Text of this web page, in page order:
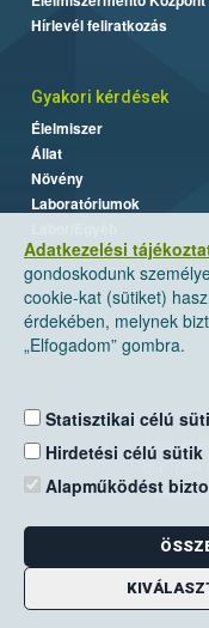
Adatkezelési
gondoskodunk
cookie-kat (sütiket)
érdekében, melynek
„Elfogadom” gombra.
Statisztikai célú
Hirdetési célú sütik
Alapműködést
Hírlevél feliratkozás
Gyakori kérdések
Élelmiszer
Állat
Növény
Laboratóriumok
Nemzeti
E-mail: